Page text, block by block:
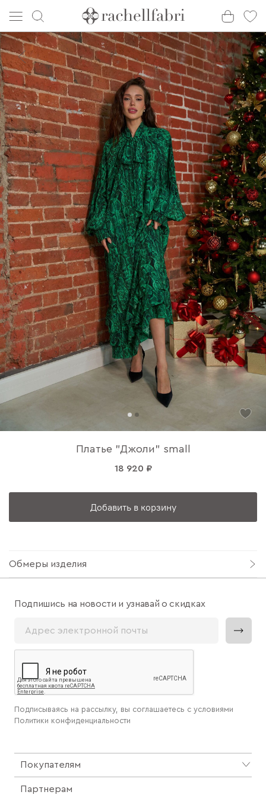
Платье "Джоли" small
18 920 ₽
Добавить в корзину
Обмеры изделия
Покупателям
Партнерам
Подпишись на новости и узнавай о скидках
Подписываясь на рассылку, вы соглашаетесь с условиями
Политики конфиденциальности